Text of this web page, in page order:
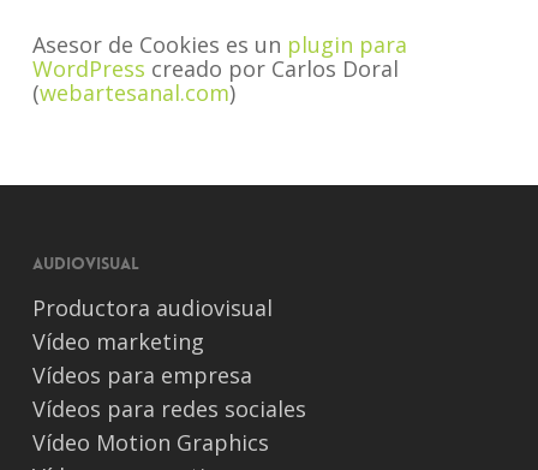
Asesor de Cookies es un plugin para
WordPress creado por Carlos Doral
(webartesanal.com)
Audiovisual
Productora audiovisual
Vídeo marketing
Vídeos para empresa
Vídeos para redes sociales
Vídeo Motion Graphics